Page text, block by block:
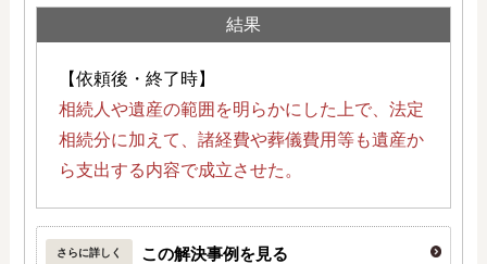
結果
【依頼後・終了時】
相続人や遺産の範囲を明らかにした上で、法定
相続分に加えて、諸経費や葬儀費用等も遺産か
ら支出する内容で成立させた。
さらに詳しく この解決事例を見る